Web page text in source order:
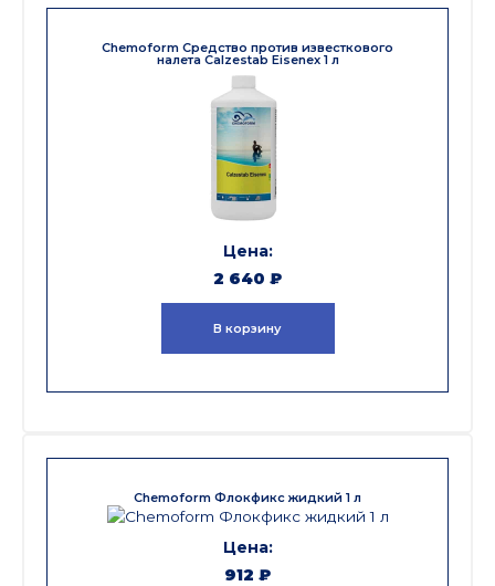
Chemoform Средство против известкового
налета Calzestab Eisenеx 1 л
2 640 ₽
В корзину
Chemoform Флокфикс жидкий 1 л
912 ₽